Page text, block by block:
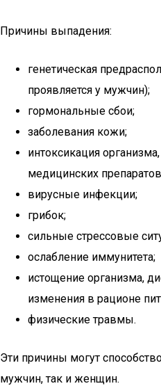
Причины выпадения:
генетическая
проявляется у мужчин);
гормональные сбои;
заболевания кожи;
интоксикация
медицинских
вирусные инфекции;
грибок;
сильные стрессовые
ослабление иммунитета;
истощение организма,
изменения в рационе
физические травмы.
Эти причины могут
мужчин, так и женщин.